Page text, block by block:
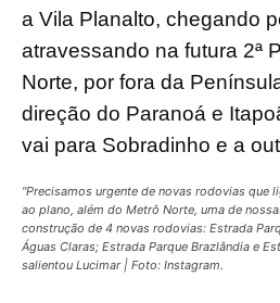
a Vila Planalto, chegando
atravessando na futura 2ª
Norte, por fora da
direção do Paranoá e
vai para Sobradinho e a
“Precisamos urgente de novas rodovias que
ao plano, além do Metrô Norte, uma de
construção de 4 novas rodovias: Estrada
Águas Claras; Estrada Parque Brazlândia e
salientou Lucimar | Foto: Instagram.